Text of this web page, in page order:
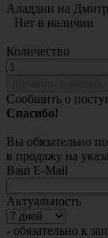
Аладдин на
Нет в наличии
Количество
Сообщить о
Спасибо!
Вы обязательно
в продажу на
Ваш E-Mail
Актуальность
- обязательно к